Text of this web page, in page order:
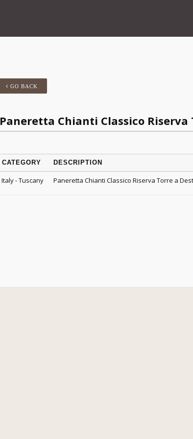
GO BACK
Paneretta Chianti Classico Riserva
CATEGORY DESCRIPTION
Italy - Tuscany Paneretta Chianti Classico Riserva Torre a